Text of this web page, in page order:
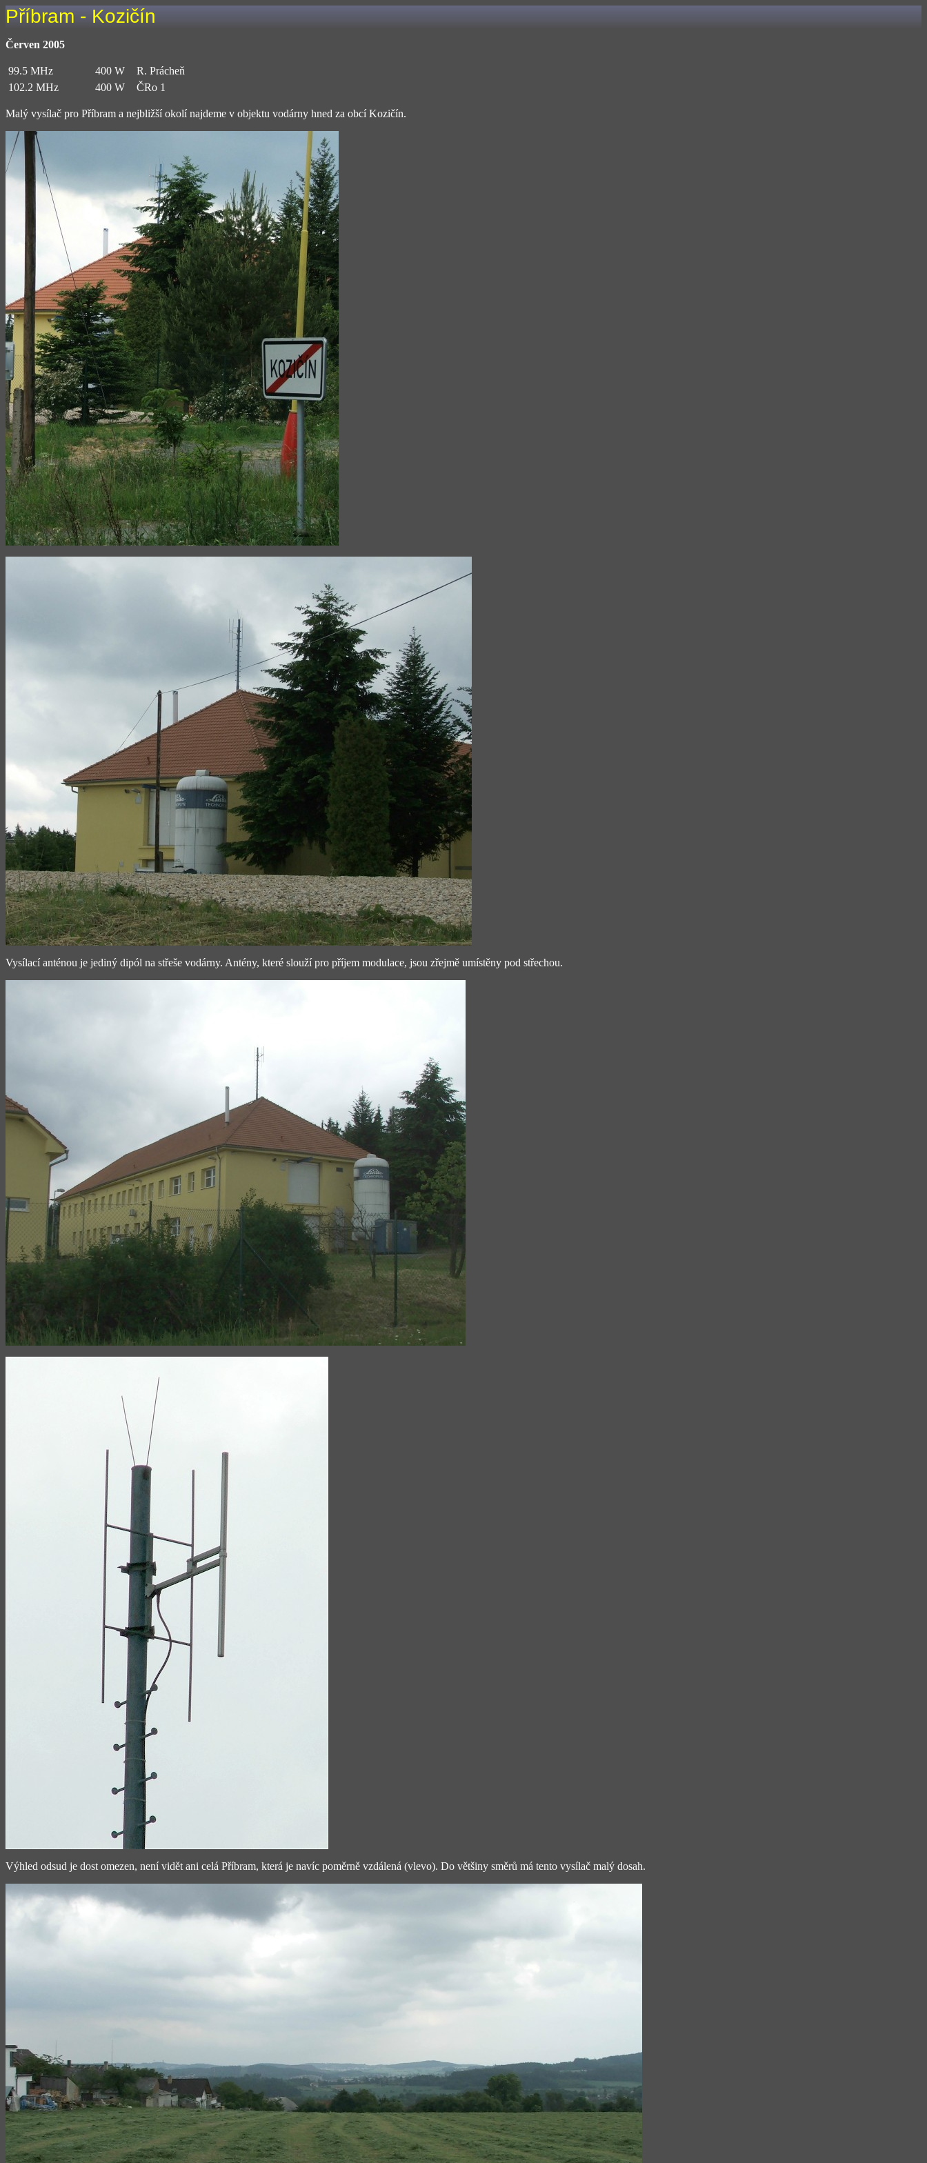
Příbram - Kozičín
Červen 2005
99.5 MHz 400 W
R. Prácheň
102.2 MHz
400 W ČRo 1
Malý vysílač pro Příbram a nejbližší okolí najdeme v objektu vodárny hned za obcí Kozičín.
Vysílací anténou je jediný dipól na střeše vodárny. Antény, které slouží pro příjem modulace, jsou zřejmě umístěny pod střechou.
Výhled odsud je dost omezen, není vidět ani celá Příbram, která je navíc poměrně vzdálená (vlevo). Do většiny směrů má tento vysílač malý dosah.